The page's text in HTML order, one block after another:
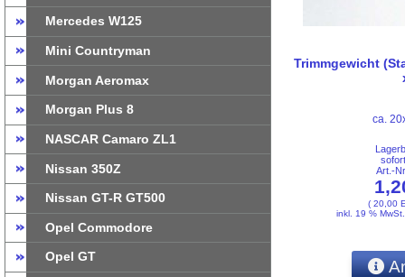
Mercedes W125
Mini Countryman
Morgan Aeromax
Morgan Plus 8
NASCAR Camaro ZL1
Nissan 350Z
Nissan GT-R GT500
Opel Commodore
Opel GT
Trimmgewicht
ca.
Art.-
( 20,00
inkl. 19 %